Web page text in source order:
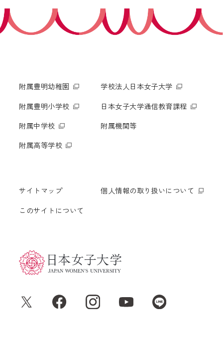
附属豊明小学校
附属機関等
附属豊明幼稚園
附属豊明小学校
附属中学校
附属高等学校
学校法人日本女子大学
日本女子大学通信教育課程
附属機関等
サイトマップ
このサイトについて
個人情報の取り扱いについて